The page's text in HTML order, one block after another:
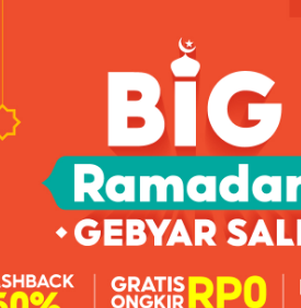
bensin vario 125 bukan barang
digital sering menjumpai hal
timbangan LCD vario 125 kan?
penyebab kerusakan layar LCD
speedometer vario 125. Apa yang
pengukur bahan bakar vario:
vario 125, sebenarnya ada banyak
atau mati, sekarang kita akan